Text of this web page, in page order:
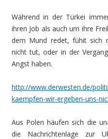
Während in der Türkei
ihren Job als auch um ihre
dem Mund redet, fühit sich
nicht tut, oder in der
Angst haben.
http://www.derwesten.de/
kaempfen-wir-ergeben-uns-
Aus Polen häufen sich die
die Nachrichtenlage zur